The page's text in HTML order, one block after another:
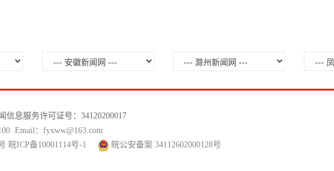
信息服务许可证号：34120200017
Email：fyxww@163.com
皖ICP备10001114号-1 皖公安备案 34112602000128号